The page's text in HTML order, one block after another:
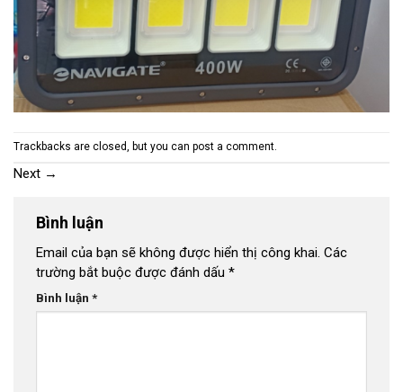
Trackbacks are closed, but you can post a comment.
Next →
Bình luận
Email của bạn sẽ không được hiển thị công khai. Các
trường bắt buộc được đánh dấu *
Bình luận *